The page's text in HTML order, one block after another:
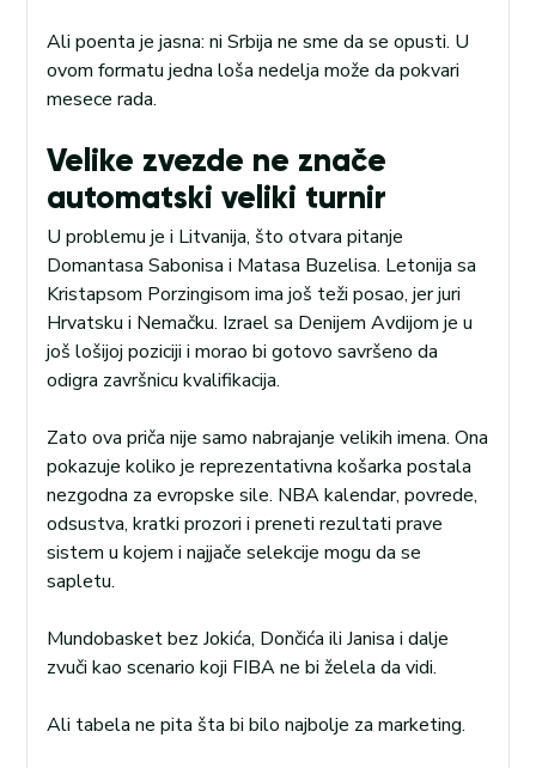
Ali poenta je jasna: ni Srbija ne sme da se opusti. U
ovom formatu jedna loša nedelja može da pokvari
mesece rada.
Velike zvezde ne znače
automatski veliki turnir
U problemu je i Litvanija, što otvara pitanje
Domantasa Sabonisa i Matasa Buzelisa. Letonija sa
Kristapsom Porzingisom ima još teži posao, jer juri
Hrvatsku i Nemačku. Izrael sa Denijem Avdijom je u
još lošijoj poziciji i morao bi gotovo savršeno da
odigra završnicu kvalifikacija.
Zato ova priča nije samo nabrajanje velikih imena. Ona
pokazuje koliko je reprezentativna košarka postala
nezgodna za evropske sile. NBA kalendar, povrede,
odsustva, kratki prozori i preneti rezultati prave
sistem u kojem i najjače selekcije mogu da se
sapletu.
Mundobasket bez Jokića, Dončića ili Janisa i dalje
zvuči kao scenario koji FIBA ne bi želela da vidi.
Ali tabela ne pita šta bi bilo najbolje za marketing.